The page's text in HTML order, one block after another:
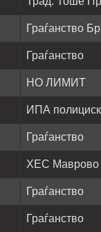
Граѓанство
Граѓанство
НО ЛИМИТ
ИПА
Граѓанство
ХЕС Маврово
Граѓанство
Граѓанство